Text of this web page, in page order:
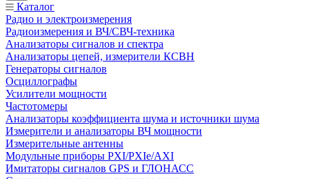
Каталог
Радио и электроизмерения
Радиоизмерения и ВЧ/СВЧ-техника
Анализаторы сигналов и спектра
Анализаторы цепей, измерители КСВН
Генераторы сигналов
Осциллографы
Усилители мощности
Частотомеры
Анализаторы коэффициента шума и источники шума
Измерители и анализаторы ВЧ мощности
Измерительные антенны
Модульные приборы PXI/PXIe/AXI
Имитаторы сигналов GPS и ГЛОНАСС